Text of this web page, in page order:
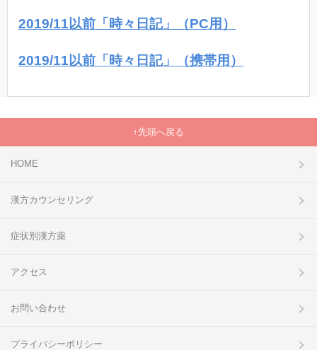
2019/11以前「時々日記」（PC用）
2019/11以前「時々日記」（携帯用）
先頭へ戻る
HOME
漢方カウンセリング
症状別漢方薬
アクセス
お問い合わせ
プライバシーポリシー